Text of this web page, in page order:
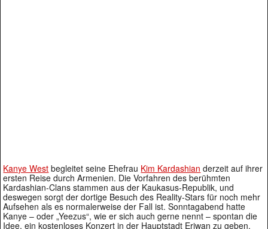
Kanye West begleitet seine Ehefrau Kim Kardashian derzeit auf ihrer
ersten Reise durch Armenien. Die Vorfahren des berühmten
Kardashian-Clans stammen aus der Kaukasus-Republik, und
deswegen sorgt der dortige Besuch des Reality-Stars für noch mehr
Aufsehen als es normalerweise der Fall ist. Sonntagabend hatte
Kanye – oder „Yeezus“, wie er sich auch gerne nennt – spontan die
Idee, ein kostenloses Konzert in der Hauptstadt Eriwan zu geben.